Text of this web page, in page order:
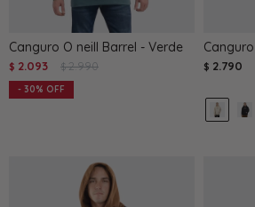
Canguro O neill Barrel - Verde
$ 2.093 $ 2.990
30
$ 2.790